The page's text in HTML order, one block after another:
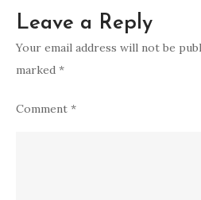
Leave a Reply
Your email address will not be
marked *
Comment *